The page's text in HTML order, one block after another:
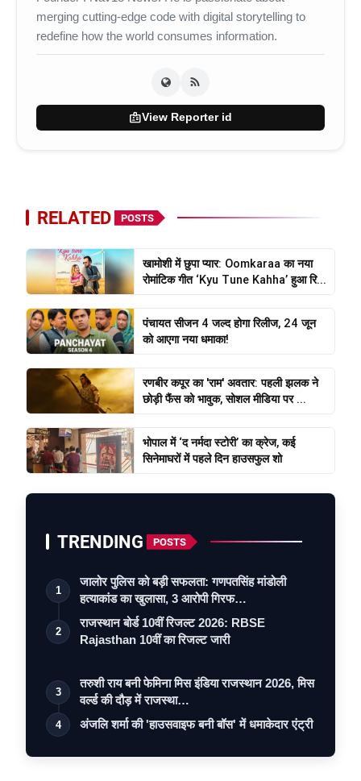
merging cutting-edge code with digital storytelling to
redefine how the world consumes information.
badgeView Reporter id
RELATED POSTS
खामोशी में छुपा प्यार: Oomkaraa का नया
रोमांटिक गीत ‘Kyu Tune Kahha’ हुआ रि...
पंचायत सीजन 4 जल्द होगा रिलीज, 24 जून
को आएगा नया धमाका!
रणबीर कपूर का 'राम' अवतार: पहली झलक ने
छोड़ी फैंस को भावुक, सोशल मीडिया पर ...
भोपाल में ‘द नर्मदा स्टोरी’ का क्रेज, कई
सिनेमाघरों में पहले दिन हाउसफुल शो
TRENDING POSTS
1
जालोर पुलिस को बड़ी सफलता: गणपतसिंह मांडोली
हत्याकांड का खुलासा, 3 आरोपी गिरफ…
2
राजस्थान बोर्ड 10वीं रिजल्ट 2026: RBSE
Rajasthan 10वीं का रिजल्ट जारी
3
तरुशी राय बनी फेमिना मिस इंडिया राजस्थान 2026, मिस
वर्ल्ड की दौड़ में राजस्था…
4 अंजलि शर्मा की 'हाउसवाइफ बनी बॉस' में धमाकेदार एंट्री